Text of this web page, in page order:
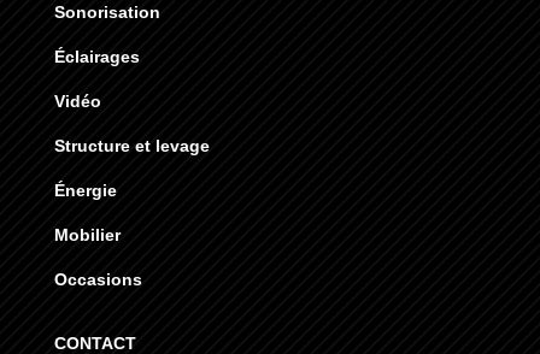
Sonorisation
Éclairages
Vidéo
Structure et levage
Énergie
Mobilier
Occasions
CONTACT